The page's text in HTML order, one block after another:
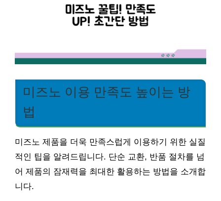
미즈노 이용 만족도 높이는 방
법
미즈노 제품을 더욱 만족스럽게 이용하기 위한 실질
적인 팁을 알려드립니다. 단순 교환, 반품 절차를 넘
어 제품의 잠재력을 최대한 활용하는 방법을 소개합
니다.